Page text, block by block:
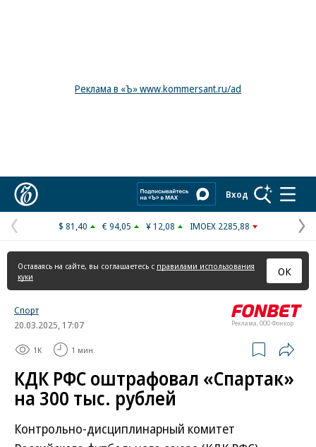
Реклама в «Ъ» www.kommersant.ru/ad
Вход
Предыдущая
страница
$ 81,40 € 94,05 ¥ 12,08 IMOEX 2285,88
Оставаясь на сайте, вы соглашаетесь с правилами использования
куки
ОК
Реклама, ООО Фонкор
Спорт
20.03.2025, 17:07
1K 1 мин.
КДК РФС оштрафовал «Спартак»
на 300 тыс. рублей
Контрольно-дисциплинарный комитет